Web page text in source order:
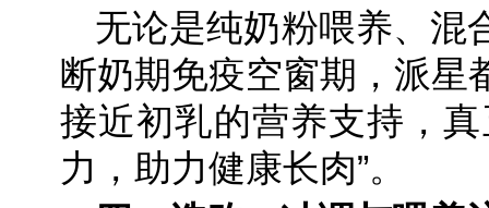
无论是纯奶粉喂养、混
断奶期免疫空窗期，派星
接近初乳的营养支持，
力，助力健康长肉”。